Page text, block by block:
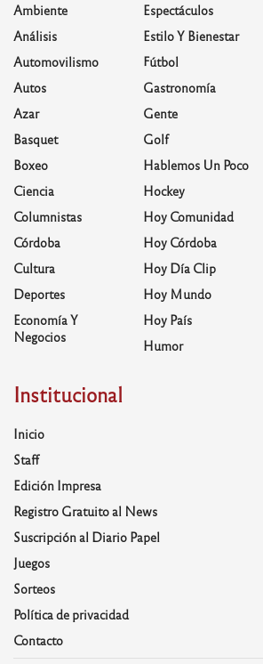
Ambiente
Análisis
Automovilismo
Autos
Azar
Basquet
Boxeo
Ciencia
Columnistas
Córdoba
Cultura
Deportes
Economía Y
Negocios
Espectáculos
Estilo Y Bienestar
Fútbol
Gastronomía
Gente
Golf
Hablemos Un Poco
Hockey
Hoy Comunidad
Hoy Córdoba
Hoy Día Clip
Hoy Mundo
Hoy País
Humor
Institucional
Inicio
Staff
Edición Impresa
Registro Gratuito al News
Suscripción al Diario Papel
Juegos
Sorteos
Política de privacidad
Contacto